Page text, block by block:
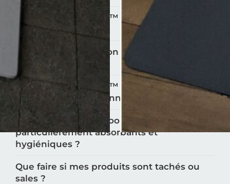
Les tapis Moonstone™️ sont-il vraiment
antidérapants ?
Comment utiliser mon tapis en diatomite
Moonstone™️?
Les tapis Moonstone™️ sont-ils adaptés aux
enfants et aux personnes âgées ?
Pourquoi les tapis Moonstone™️ sont-ils
particulièrement absorbants et
hygiéniques ?
Que faire si mes produits sont tachés ou
sales ?